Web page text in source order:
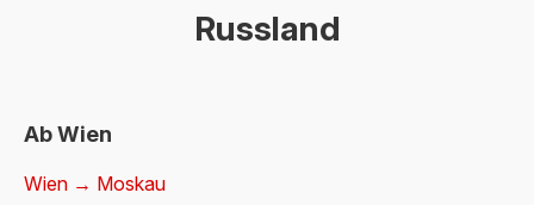
Russland
Ab Wien
Wien → Moskau